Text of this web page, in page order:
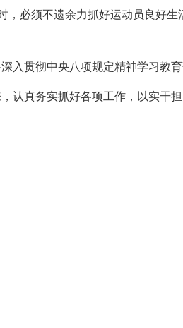
，必须不遗余力抓好运动员良好
入贯彻中央八项规定精神学习教育
认真务实抓好各项工作，以实干